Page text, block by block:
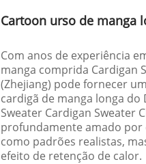
Cartoon urso de manga
Com anos de experiência
manga comprida Cardigan
(Zhejiang) pode fornecer
cardigã de manga longa
Sweater Cardigan Sweater
profundamente amado por
como padrões realistas,
efeito de retenção de calor.